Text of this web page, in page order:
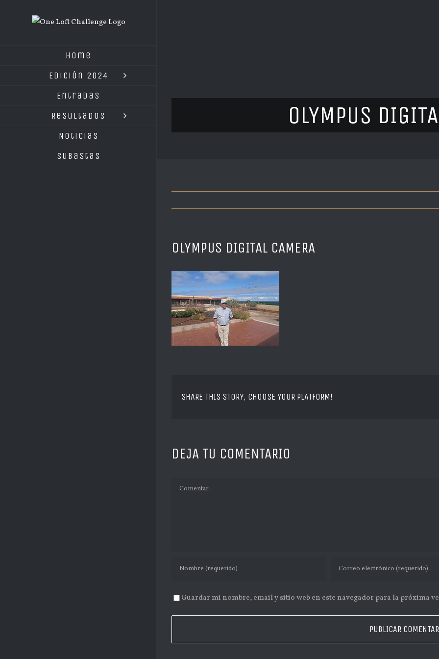
Home
Edición 2024
Entradas
Resultados
Noticias
Subastas
OLYMPUS
OLYMPUS DIGITAL CAMERA
SHARE THIS STORY, CHOOSE YOUR PLATFORM!
DEJA TU COMENTARIO
Comentar
Guardar mi nombre, email y sitio web en este navegador para la próxima